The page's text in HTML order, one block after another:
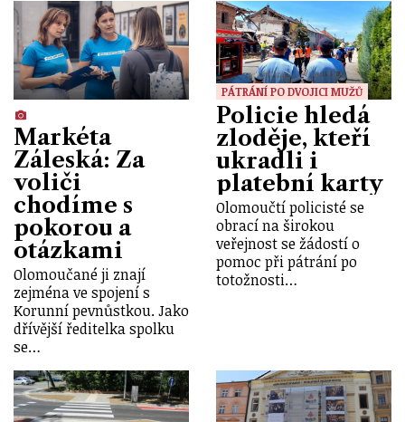
Markéta
Záleská: Za
voliči
chodíme s
pokorou a
otázkami
Olomoučané ji znají
zejména ve spojení s
Korunní pevnůstkou. Jako
dřívější ředitelka spolku
se…
PÁTRÁNÍ PO DVOJICI MUŽŮ
Policie hledá
zloděje, kteří
ukradli i
platební karty
Olomoučtí policisté se
obrací na širokou
veřejnost se žádostí o
pomoc při pátrání po
totožnosti…